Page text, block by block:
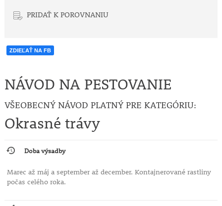
PRIDAŤ K POROVNANIU
ZDIEĽAŤ NA FB
NÁVOD NA PESTOVANIE
VŠEOBECNÝ NÁVOD PLATNÝ PRE KATEGÓRIU:
Okrasné trávy
Doba výsadby
Marec až máj a september až december. Kontajnerované rastliny
počas celého roka.